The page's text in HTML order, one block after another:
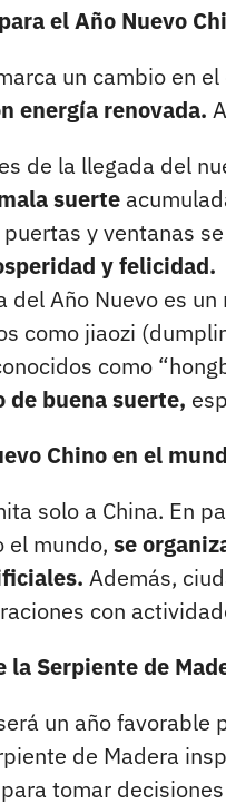
el Año Nuevo
un cambio en
energía renovada.
de la llegada del
suerte
y ventanas
y felicidad.
del Año Nuevo es
como jiaozi
como
de buena suerte,
Chino en el
solo a China. En
el mundo, se
Además,
con
la Serpiente de
un año
de Madera
tomar